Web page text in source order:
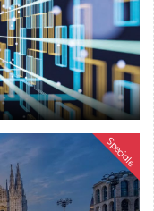
Speciale